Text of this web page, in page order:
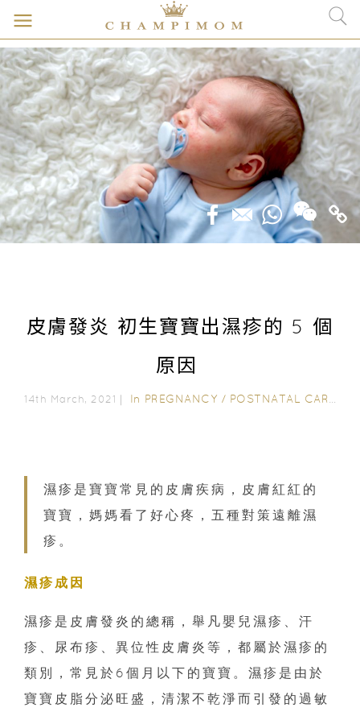
皮膚發炎 初生寶寶出濕疹的 5 個
原因
14th March, 2021｜ In PREGNANCY / POSTNATAL CARE
濕疹是寶寶常見的皮膚疾病，皮膚紅紅的
寶寶，媽媽看了好心疼，五種對策遠離濕
疹。
濕疹成因
濕疹是皮膚發炎的總稱，舉凡嬰兒濕疹、汗
疹、尿布疹、異位性皮膚炎等，都屬於濕疹的
類別，常見於6個月以下的寶寶。濕疹是由於
寶寶皮脂分泌旺盛，清潔不乾淨而引發的過敏